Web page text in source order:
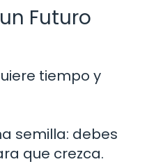
Futuro
tiempo y
semilla: debes
que crezca.